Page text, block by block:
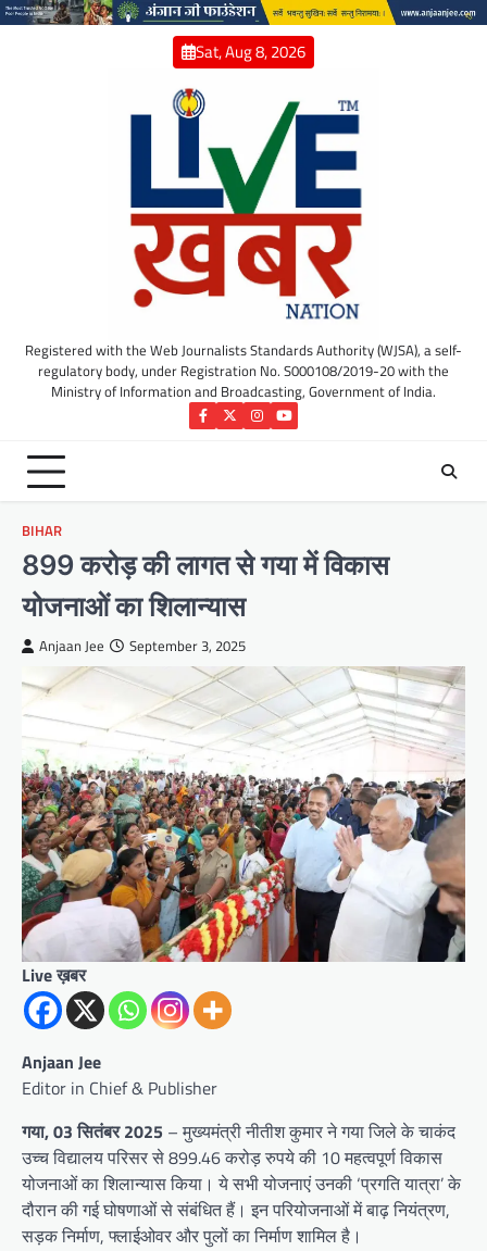
Skip
Sat, Aug 8, 2026
Registered with the Web Journalists Standards Authority (WJSA), a self-
regulatory body, under Registration No. S000108/2019-20 with the
Ministry of Information and Broadcasting, Government of India.
Facebook
TwitterInstagram
YouTube
BIHAR
899 करोड़ की लागत से गया में विकास
योजनाओं का शिलान्यास
Anjaan Jee September 3, 2025
Live ख़बर
Anjaan Jee
Editor in Chief & Publisher
गया, 03 सितंबर 2025 – मुख्यमंत्री नीतीश कुमार ने गया जिले के चाकंद
उच्च विद्यालय परिसर से 899.46 करोड़ रुपये की 10 महत्वपूर्ण विकास
योजनाओं का शिलान्यास किया। ये सभी योजनाएं उनकी ‘प्रगति यात्रा’ के
दौरान की गई घोषणाओं से संबंधित हैं। इन परियोजनाओं में बाढ़ नियंत्रण,
सड़क निर्माण, फ्लाईओवर और पुलों का निर्माण शामिल है।